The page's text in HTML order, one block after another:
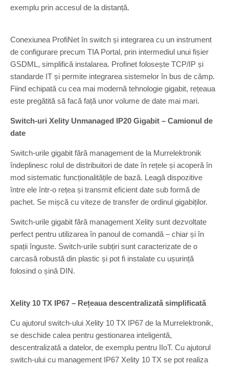
exemplu prin accesul de la distanță.
Conexiunea ProfiNet în switch și integrarea cu un instrument
de configurare precum TIA Portal, prin intermediul unui fișier
GSDML, simplifică instalarea. Profinet folosește TCP/IP și
standarde IT și permite integrarea sistemelor în bus de câmp.
Fiind echipată cu cea mai modernă tehnologie gigabit, rețeaua
este pregătită să facă față unor volume de date mai mari.
Switch-uri Xelity Unmanaged IP20 Gigabit – Camionul de
date
Switch-urile gigabit fără management de la Murrelektronik
îndeplinesc rolul de distribuitori de date în rețele și acoperă în
mod sistematic funcționalitățile de bază. Leagă dispozitive
între ele într-o rețea și transmit eficient date sub formă de
pachet. Se mișcă cu viteze de transfer de ordinul gigabiților.
Switch-urile gigabit fără management Xelity sunt dezvoltate
perfect pentru utilizarea în panoul de comandă – chiar și în
spații înguste. Switch-urile subțiri sunt caracterizate de o
carcasă robustă din plastic și pot fi instalate cu ușurință
folosind o șină DIN.
Xelity 10 TX IP67 – Rețeaua descentralizată simplificată
Cu ajutorul switch-ului Xelity 10 TX IP67 de la Murrelektronik,
se deschide calea pentru gestionarea inteligentă,
descentralizată a datelor, de exemplu pentru IIoT. Cu ajutorul
switch-ului cu management IP67 Xelity 10 TX se pot realiza